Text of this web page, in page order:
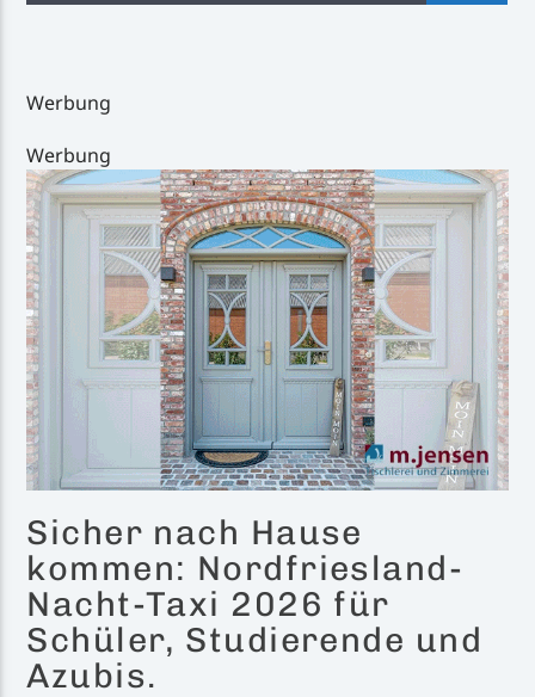
Werbung
Werbung
Sicher nach Hause
kommen: Nordfriesland-
Nacht-Taxi 2026 für
Schüler, Studierende und
Azubis.